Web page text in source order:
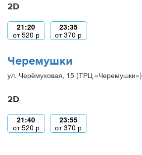
2D
21:20
от520 р
23:35
от370 р
Черемушки
ул. Черёмуховая, 15 (ТРЦ «Черемушки»)
2D
21:40
от520 р
23:55
от370 р